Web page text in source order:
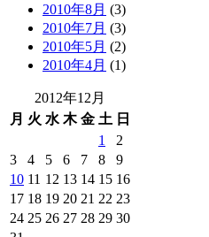
2010年8月 (3)
2010年7月 (3)
2010年5月 (2)
2010年4月 (1)
2012年12月
月 火 水 木 金 土 日
1
2
3
4 5 6 7 8
9
10 11 12 13 14 15 16
17 18 19 20 21 22 23
24 25 26 27 28 29 30